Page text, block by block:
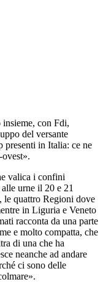
con Fdi,
del versante
presenti in Italia: ce ne
valica i confini
urne il 20 e 21
le quattro Regioni dove
in Liguria e Veneto
racconta da una parte
e molto compatta, che
di una che ha
neanche ad andare
ci sono delle